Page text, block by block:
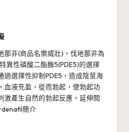
那非(商品名樂威壯)，伐地那非為
異性磷酸二酯酶5(PDE5)的選擇
過選擇性抑制PDE5，造成陰莖海
血液充盈，從而勃起，使勃起功
激產生自然的勃起反應。延伸閱
簡介